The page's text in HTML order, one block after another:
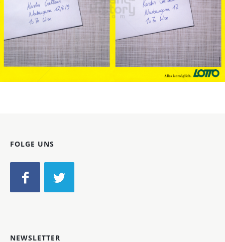
LOTTO Österreichische Lotterien GmbH 2009
Bild-ID: 31819
FOLGE UNS
NEWSLETTER